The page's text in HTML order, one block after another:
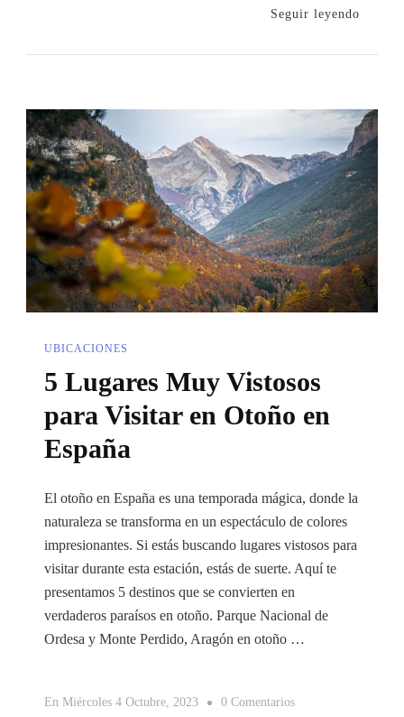
Roma
Seguir leyendo
UBICACIONES
5 Lugares Muy Vistosos
para Visitar en Otoño en
España
El otoño en España es una temporada mágica, donde la
naturaleza se transforma en un espectáculo de colores
impresionantes. Si estás buscando lugares vistosos para
visitar durante esta estación, estás de suerte. Aquí te
presentamos 5 destinos que se convierten en
verdaderos paraísos en otoño. Parque Nacional de
Ordesa y Monte Perdido, Aragón en otoño …
En Miércoles 4 Octubre, 2023 0 ComentariosEn